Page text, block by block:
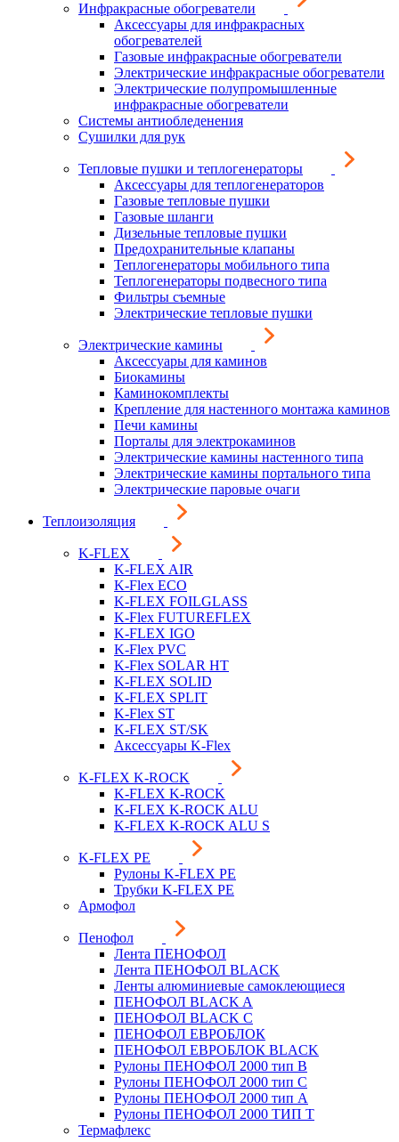
Инфракрасные обогреватели
Аксессуары для инфракрасных
обогревателей
Газовые инфракрасные обогреватели
Электрические инфракрасные обогреватели
Электрические полупромышленные
инфракрасные обогреватели
Системы антиобледенения
Сушилки для рук
Тепловые пушки и теплогенераторы
Аксессуары для теплогенераторов
Газовые тепловые пушки
Газовые шланги
Дизельные тепловые пушки
Предохранительные клапаны
Теплогенераторы мобильного типа
Теплогенераторы подвесного типа
Фильтры съемные
Электрические тепловые пушки
Электрические камины
Аксессуары для каминов
Биокамины
Каминокомплекты
Крепление для настенного монтажа каминов
Печи камины
Порталы для электрокаминов
Электрические камины настенного типа
Электрические камины портального типа
Электрические паровые очаги
Теплоизоляция
K-FLEX
K-FLEX AIR
K-Flex ECO
K-FLEX FOILGLASS
K-Flex FUTUREFLEX
K-FLEX IGO
K-Flex PVC
K-Flex SOLAR HT
K-FLEX SOLID
K-FLEX SPLIT
K-Flex ST
K-FLEX ST/SK
Аксессуары K-Flex
K-FLEX K-ROCK
K-FLEX K-ROCK
K-FLEX K-ROCK ALU
K-FLEX K-ROCK ALU S
K-FLEX PE
Рулоны K-FLEX PE
Трубки K-FLEX PE
Армофол
Пенофол
Лента ПЕНОФОЛ
Лента ПЕНОФОЛ BLACK
Ленты алюминиевые самоклеющиеся
ПЕНОФОЛ BLACK A
ПЕНОФОЛ BLACK С
ПЕНОФОЛ ЕВРОБЛОК
ПЕНОФОЛ ЕВРОБЛОК BLACK
Рулоны ПЕНОФОЛ 2000 тип B
Рулоны ПЕНОФОЛ 2000 тип C
Рулоны ПЕНОФОЛ 2000 тип А
Рулоны ПЕНОФОЛ 2000 ТИП Т
Термафлекс